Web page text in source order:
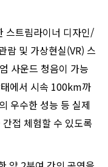
스트림라이너 디자인/
람 및 가상현실(VR) 스
사운드 청음이 가능
에서 시속 100km까
우수한 성능 등 실제
접 체험할 수 있도록